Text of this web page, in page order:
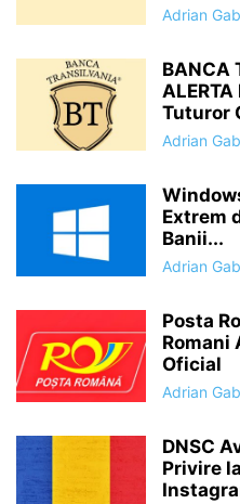
Adrian
BANCA
Tuturor
Adrian
Extrem
Banii...
Adrian
Posta
Romani
Oficial
Adrian
DNSC
Privire